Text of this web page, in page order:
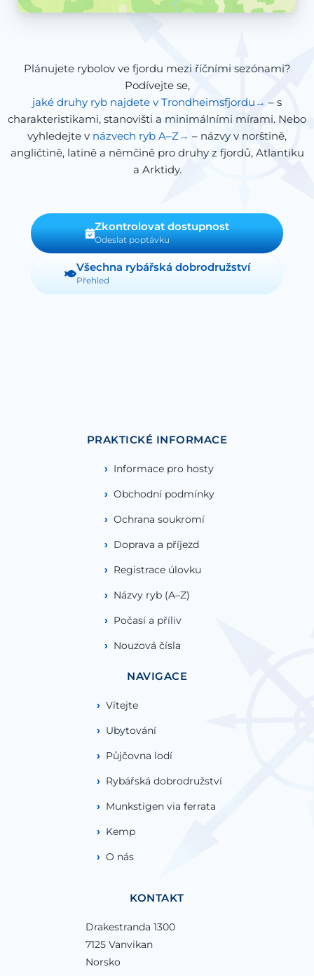
Plánujete rybolov ve fjordu mezi říčními sezónami?
Podívejte se,
jaké druhy ryb najdete v Trondheimsfjordu
– s
charakteristikami, stanovišti a minimálními mírami. Nebo
vyhledejte v názvech ryb A–Z
– názvy v norštině,
angličtině, latině a němčině pro druhy z fjordů, Atlantiku
a Arktidy.
Zkontrolovat dostupnost
Odeslat poptávku
Všechna rybářská dobrodružství
Přehled
NAVIGACE
Vítejte
Ubytování
Půjčovna lodí
Rybářská dobrodružství
Munkstigen via ferrata
Kemp
O nás
KONTAKT
Drakestranda 1300
7125 Vanvikan
Norsko
PRAKTICKÉ INFORMACE
Informace pro hosty
Obchodní podmínky
Ochrana soukromí
Doprava a příjezd
Registrace úlovku
Názvy ryb (A–Z)
Počasí a příliv
Nouzová čísla